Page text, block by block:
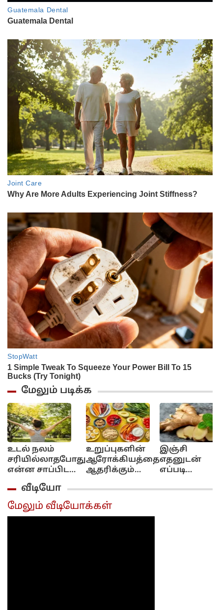
மேலும் படிக்க
உடல் நலம்
சரியில்லாதபோது
என்ன சாப்பிட
வேண்டும்?!..
வாங்க
பார்ப்போம்!..
உறுப்புகளின்
ஆரோக்கியத்தை
ஆதரிக்கும்
வாங்க
பார்ப்போம்!...
இஞ்சி
எதனுடன்
எப்படி
என்ன பலன்
வீடியோ
மேலும் வீடியோக்கள்